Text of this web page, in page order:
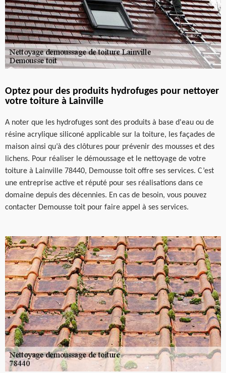
Optez pour des produits hydrofuges pour nettoyer
votre toiture à Lainville
A noter que les hydrofuges sont des produits à base d'eau ou de
résine acrylique siliconé applicable sur la toiture, les façades de
maison ainsi qu’à des clôtures pour prévenir des mousses et des
lichens. Pour réaliser le démoussage et le nettoyage de votre
toiture à Lainville 78440, Demousse toit offre ses services. C’est
une entreprise active et réputé pour ses réalisations dans ce
domaine depuis des décennies. En cas de besoin, vous pouvez
contacter Demousse toit pour faire appel à ses services.